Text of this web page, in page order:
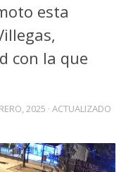
esta
con la que
2025 · ACTUALIZADO